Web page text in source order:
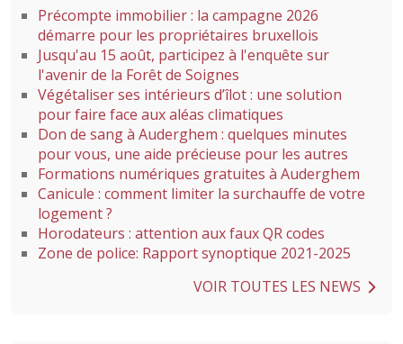
Précompte immobilier : la campagne 2026
démarre pour les propriétaires bruxellois
Jusqu'au 15 août, participez à l'enquête sur
l'avenir de la Forêt de Soignes
Végétaliser ses intérieurs d’îlot : une solution
pour faire face aux aléas climatiques
Don de sang à Auderghem : quelques minutes
pour vous, une aide précieuse pour les autres
Formations numériques gratuites à Auderghem
Canicule : comment limiter la surchauffe de votre
logement ?
Horodateurs : attention aux faux QR codes
Zone de police: Rapport synoptique 2021-2025
VOIR TOUTES LES NEWS